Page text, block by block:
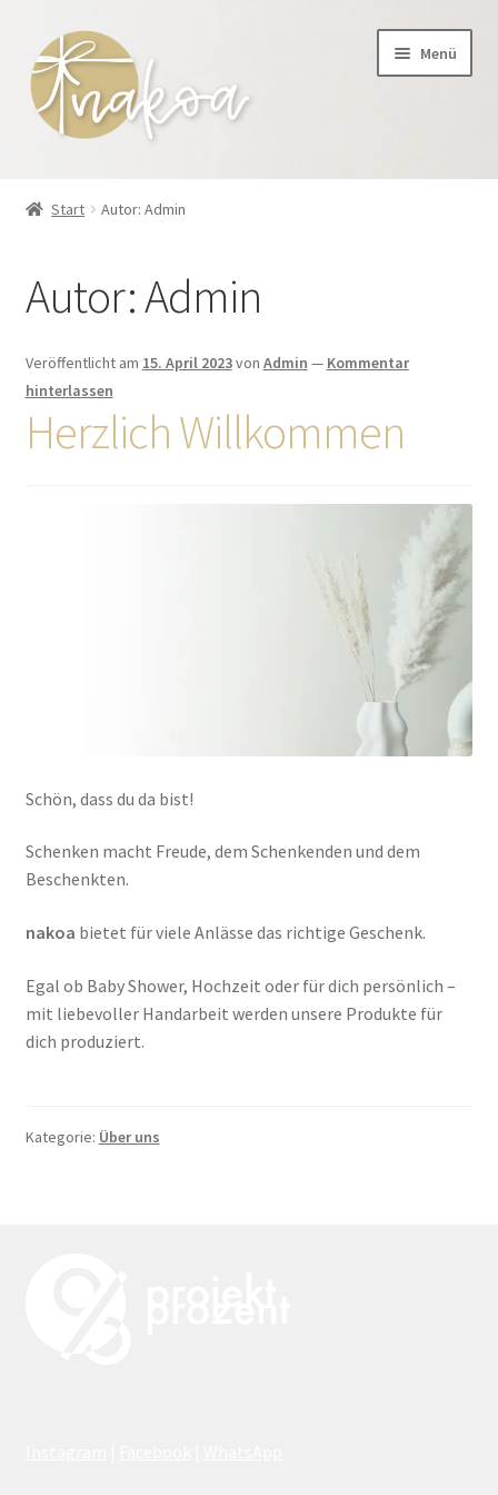
Zur
Navigation
springen
Zum
Inhalt
springen
Menü
Team
Beiträge
Start Autor: Admin
Autor:Admin
Veröffentlicht am 15. April 2023von Admin — Kommentar
hinterlassen
Herzlich Willkommen
Schön, dass du da bist!
Schenken macht Freude, dem Schenkenden und dem
Beschenkten.
nakoa bietet für viele Anlässe das richtige Geschenk.
Egal ob Baby Shower, Hochzeit oder für dich persönlich –
mit liebevoller Handarbeit werden unsere Produkte für
dich produziert.
Kategorie: Über uns